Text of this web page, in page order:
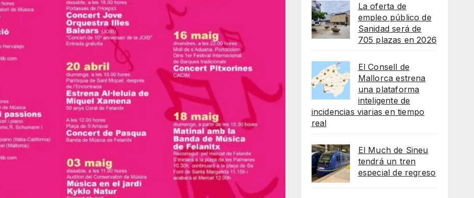
La oferta de
empleo público de
Sanidad será de
705 plazas en 2026
El Consell de
Mallorca estrena
una plataforma
inteligente de
incidencias viarias en tiempo
real
El Much de Sineu
tendrá un tren
especial de regreso